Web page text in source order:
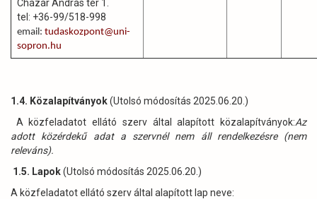
Cházár András tér 1.
tel: +36-99/518-998
email: tudaskozpont@uni-
sopron.hu
1.4. Közalapítványok(Utolsó módosítás 2025.06.20.)
A közfeladatot ellátó szerv által alapított közalapítványok:Az
adott közérdekű adat a szervnél nem áll rendelkezésre (nem
releváns).
1.5. Lapok(Utolsó módosítás 2025.06.20.)
A közfeladatot ellátó szerv által alapított lap neve: